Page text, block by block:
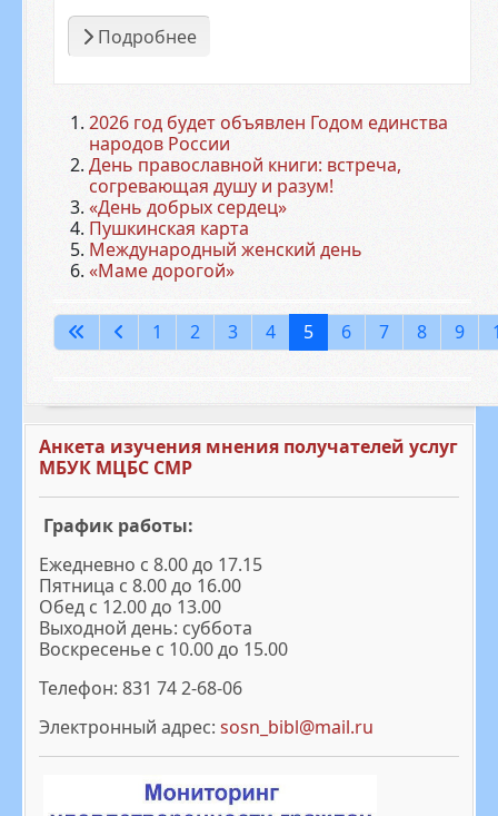
Анкета изучения мнения получателей услуг
МБУК МЦБС СМР
График работы:
Ежедневно с 8.00 до 17.15
Пятница с 8.00 до 16.00
Обед с 12.00 до 13.00
Выходной день: суббота
Воскресенье с 10.00 до 15.00
Телефон: 831 74 2-68-06
Электронный адрес:sosn_bibl@mail.ru
Подробнее
2026 год будет объявлен Годом единства
народов России
День православной книги: встреча,
согревающая душу и разум!
«День добрых сердец»
Пушкинская карта
Международный женский день
«Маме дорогой»
Страница 5 из 214
1 2 3 4 5 6 7 8 9